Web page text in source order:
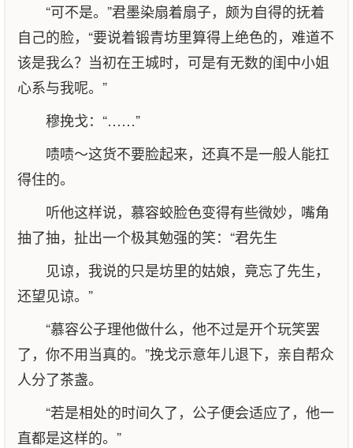
“可不是。”君墨染扇着扇子，颇为自得的抚着
自己的脸，“要说着锻青坊里算得上绝色的，难道不
该是我么？当初在王城时，可是有无数的闺中小姐
心系与我呢。”
穆挽戈：“……”
啧啧～这货不要脸起来，还真不是一般人能扛
得住的。
听他这样说，慕容蛟脸色变得有些微妙，嘴角
抽了抽，扯出一个极其勉强的笑：“君先生
见谅，我说的只是坊里的姑娘，竟忘了先生，
还望见谅。”
“慕容公子理他做什么，他不过是开个玩笑罢
了，你不用当真的。”挽戈示意年儿退下，亲自帮众
人分了茶盏。
“若是相处的时间久了，公子便会适应了，他一
直都是这样的。”